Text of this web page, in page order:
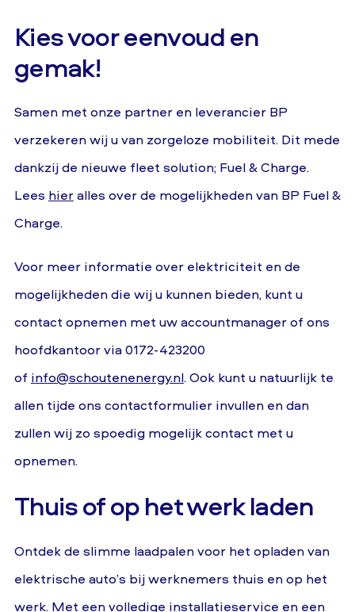
Kies voor eenvoud en
gemak!
Samen met onze partner en leverancier BP
verzekeren wij u van zorgeloze mobiliteit. Dit mede
dankzij de nieuwe fleet solution; Fuel & Charge.
Lees hieralles over de mogelijkheden van BP Fuel &
Charge.
Voor meer informatie over elektriciteit en de
mogelijkheden die wij u kunnen bieden, kunt u
contact opnemen met uw accountmanager of ons
hoofdkantoor via 0172-423200
of info@schoutenenergy.nl. Ook kunt u natuurlijk te
allen tijde ons contactformulier invullen en dan
zullen wij zo spoedig mogelijk contact met u
opnemen.
Thuis of op het werk laden
Ontdek de slimme laadpalen voor het opladen van
elektrische auto’s bij werknemers thuis en op het
werk. Met een volledige installatieservice en een